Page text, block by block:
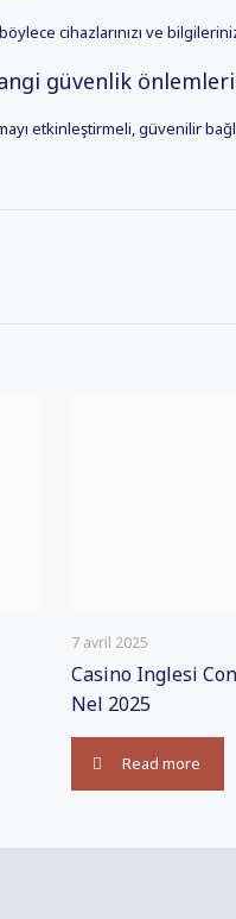
böylece cihazlarınızı ve
güvenlik
etkinleştirmeli, güvenilir
7 avril 2025
Casino Inglesi
Nel 2025
Read more